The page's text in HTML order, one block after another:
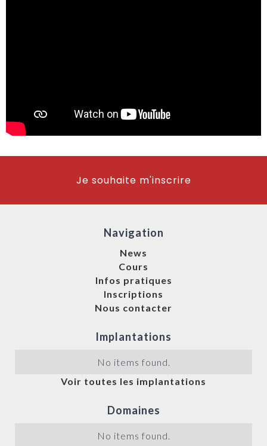
Je souhaite m'inscrire
Navigation
News
Cours
Infos pratiques
Inscriptions
Nous contacter
Implantations
No items found.
Voir toutes les implantations
Domaines
No items found.